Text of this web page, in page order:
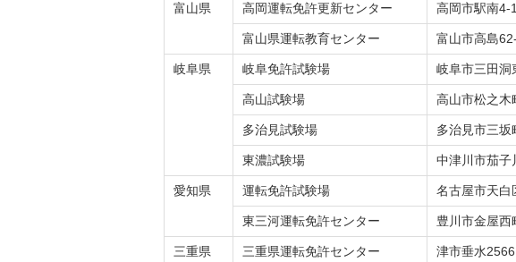
富山県 高岡運転免許更新センター 高岡市駅南4-
富山県運転教育センター 富山市高島
岐阜県 岐阜免許試験場 岐阜市三田洞
高山試験場 高山市松之木
多治見試験場 多治見市三坂
東濃試験場 中津川市茄子
愛知県 運転免許試験場 名古屋市天白
東三河運転免許センター 豊川市金屋西
三重県 三重県運転免許センター 津市垂水2566